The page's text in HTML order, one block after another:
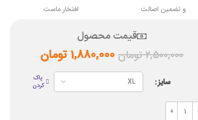
و تضمین اصالت افتخار ماست
قیمت محصول
2,500,000 تومان 1,880,000 تومان
سایز
پاک
کردن